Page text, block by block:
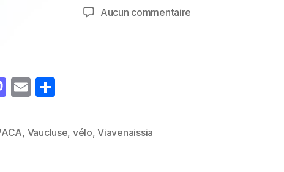
Aucun commentaire
M
to
E
ai rt
, Vaucluse, vélo,Viavenaissia